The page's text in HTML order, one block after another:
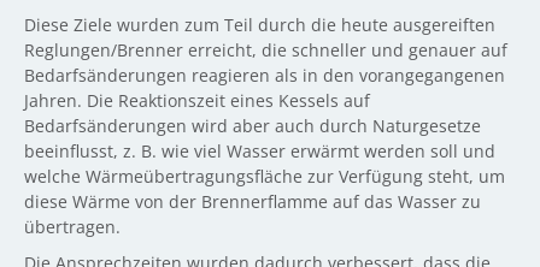
Diese Ziele wurden zum Teil durch die heute ausgereiften
Reglungen/Brenner erreicht, die schneller und genauer auf
Bedarfsänderungen reagieren als in den vorangegangenen
Jahren. Die Reaktionszeit eines Kessels auf
Bedarfsänderungen wird aber auch durch Naturgesetze
beeinflusst, z. B. wie viel Wasser erwärmt werden soll und
welche Wärmeübertragungsfläche zur Verfügung steht, um
diese Wärme von der Brennerflamme auf das Wasser zu
übertragen.